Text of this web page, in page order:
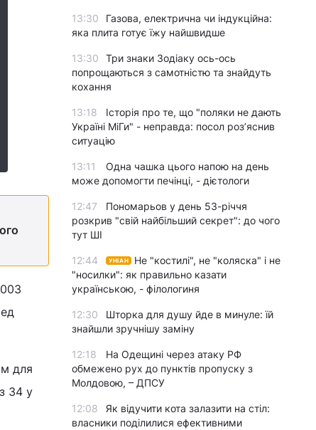
для
34 у
13:30
Газова, електрична чи індукційна:
яка плита готує їжу найшвидше
13:30
Три знаки Зодіаку ось-ось
попрощаються з самотністю та знайдуть
кохання
13:18
Історія про те, що "поляки не дають
Україні МіГи" - неправда: посол роз’яснив
ситуацію
13:11
Одна чашка цього напою на день
може допомогти печінці, - дієтологи
12:47
Пономарьов у день 53-річчя
розкрив "свій найбільший секрет": до чого
тут ШІ
12:44 УНІАН
Не "костилі", не "коляска" і не
"носилки": як правильно казати
українською, - філологиня
12:30
Шторка для душу йде в минуле: їй
знайшли зручнішу заміну
12:18
На Одещині через атаку РФ
обмежено рух до пунктів пропуску з
Молдовою, – ДПСУ
12:08
Як відучити кота залазити на стіл:
власники поділилися ефективними